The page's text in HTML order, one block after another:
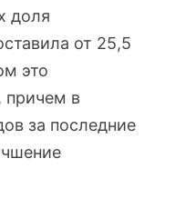
доля
от 25,5
это
причем в
за последние